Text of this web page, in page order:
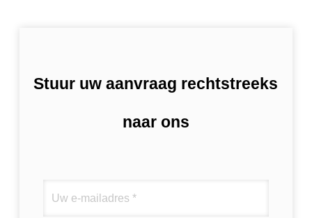
Stuur uw aanvraag rechtstreeks
naar ons